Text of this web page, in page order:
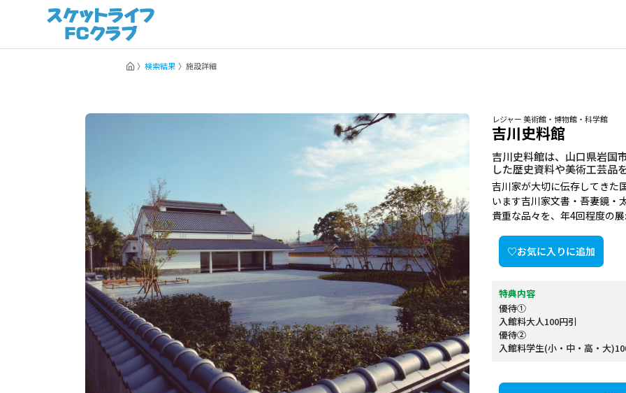
検索結果 施設詳細
レジャー 美術館・博物館・科学館
吉川史料館
吉川史料館は、山口県岩国
した歴史資料や美術工芸品
吉川家が大切に伝存してきた
います吉川家文書・吾妻鏡・
貴重な品々を、年4回程度の
♡お気に入りに追加
特典内容
優待①
入館料大人100円引
優待②
入館料学生(小・中・高・大